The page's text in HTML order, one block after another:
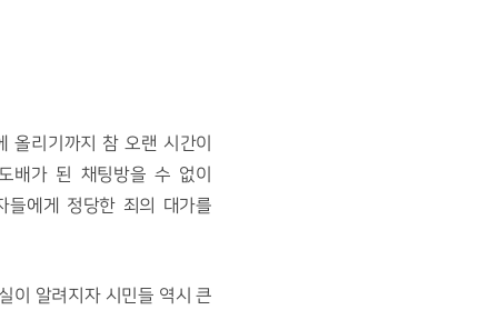
올리기까지 참 오랜 시간이
배가 된 채팅방을 수 없이
들에게 정당한 죄의 대가를